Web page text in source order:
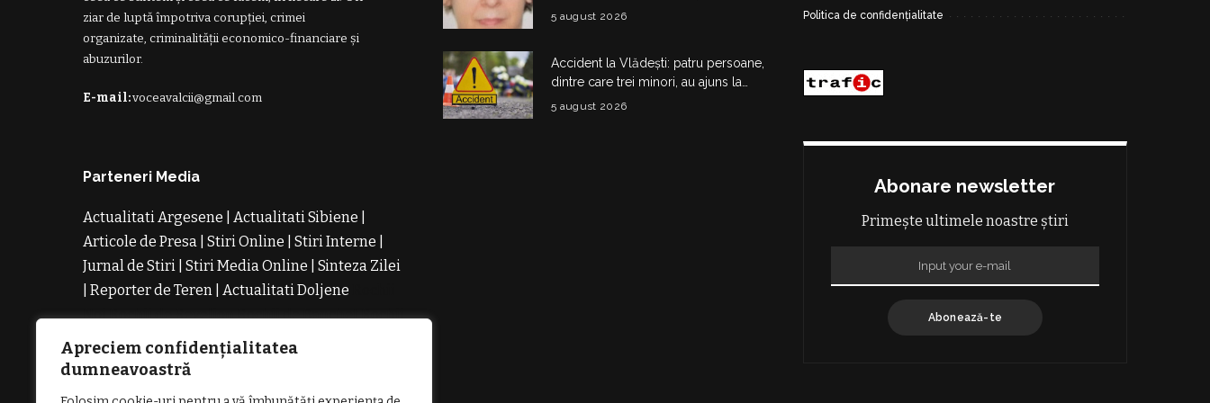
Apreciem confidențialitatea
dumneavoastră
ziar de luptă împotriva corupției, crimei
organizate, criminalității economico-financiare și
abuzurilor.
E-mail:voceavalcii@gmail.com
Parteneri Media
Actualitati Argesene Actualitati Sibiene
Articole de Presa
Stiri Online Stiri Interne
Jurnal de Stiri
Stiri Media Online
Sinteza Zilei
Reporter de Teren Actualitati Doljene
NoiRochii de RevelionRochii de BanchetRochii
de Cununie
Magazin de Rochii
Comanda Rochii de Seara
5 august 2026
Accident la Vlădești: patru persoane,
dintre care trei minori, au ajuns la
spital după impactul dintre două
5 august 2026
Politica de confidențialitate
Abonare newsletter
Primește ultimele noastre știri
Abonează-te